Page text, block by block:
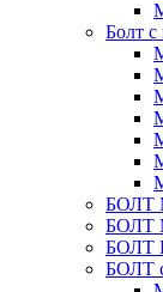
Болт с
БОЛТ
БОЛТ
БОЛТ
БОЛТ